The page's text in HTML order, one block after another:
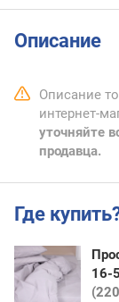
Описание
Описание
интернет-
уточняйте
продавца.
Где
16-